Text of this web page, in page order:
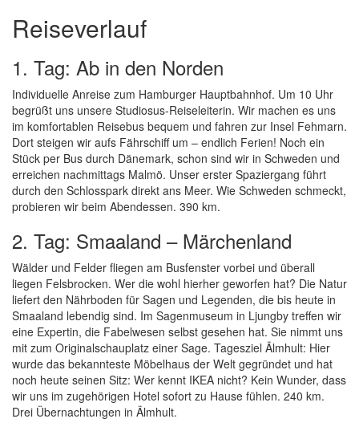
Reiseverlauf
1. Tag: Ab in den Norden
Individuelle Anreise zum Hamburger Hauptbahnhof. Um 10 Uhr
begrüßt uns unsere Studiosus-Reiseleiterin. Wir machen es uns
im komfortablen Reisebus bequem und fahren zur Insel Fehmarn.
Dort steigen wir aufs Fährschiff um – endlich Ferien! Noch ein
Stück per Bus durch Dänemark, schon sind wir in Schweden und
erreichen nachmittags Malmö. Unser erster Spaziergang führt
durch den Schlosspark direkt ans Meer. Wie Schweden schmeckt,
probieren wir beim Abendessen. 390 km.
2. Tag: Smaaland – Märchenland
Wälder und Felder fliegen am Busfenster vorbei und überall
liegen Felsbrocken. Wer die wohl hierher geworfen hat? Die Natur
liefert den Nährboden für Sagen und Legenden, die bis heute in
Smaaland lebendig sind. Im Sagenmuseum in Ljungby treffen wir
eine Expertin, die Fabelwesen selbst gesehen hat. Sie nimmt uns
mit zum Originalschauplatz einer Sage. Tagesziel Älmhult: Hier
wurde das bekannteste Möbelhaus der Welt gegründet und hat
noch heute seinen Sitz: Wer kennt IKEA nicht? Kein Wunder, dass
wir uns im zugehörigen Hotel sofort zu Hause fühlen. 240 km.
Drei Übernachtungen in Älmhult.